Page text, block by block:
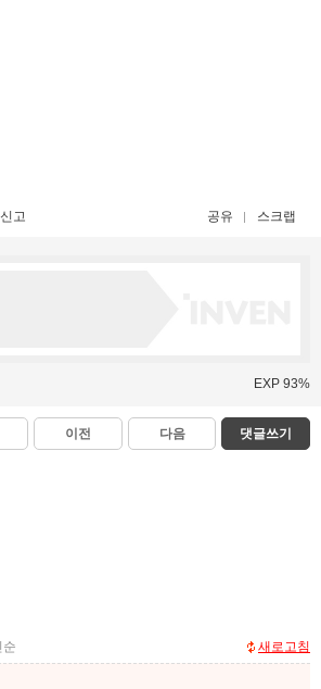
고 공유 스크랩
EXP 93%
이전 다음 댓글쓰기
순 새로고침